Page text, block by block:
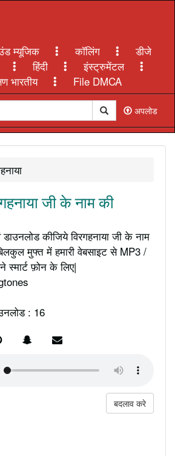
म्यूजिक कॉलिंग
डीजे
हिंदी
इंस्ट्रुमेंटल
भारतीय File DMCA
अपलोड
जी के नाम की
कीजिये विरगहनाया जी के नाम
मुफ्त में हमारी वेबसाइट से MP3 /
स्मार्ट फ़ोन के लिए|
: 16
बदलाव करे